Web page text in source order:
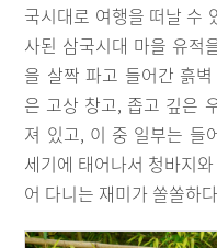
국시대로 여행을 떠날 수
사된 삼국시대 마을 유적
을 살짝 파고 들어간 흙
은 고상 창고, 좁고 깊은
져 있고, 이 중 일부는 들
세기에 태어나서 청바지
어 다니는 재미가 쏠쏠하